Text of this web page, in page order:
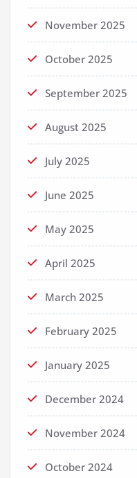
November 2025
October 2025
September 2025
August 2025
July 2025
June 2025
May 2025
April 2025
March 2025
February 2025
January 2025
December 2024
November 2024
October 2024